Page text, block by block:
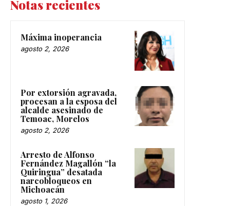
Notas recientes
Máxima inoperancia
agosto 2, 2026
Por extorsión agravada,
procesan a la esposa del
alcalde asesinado de
Temoac, Morelos
agosto 2, 2026
Arresto de Alfonso
Fernández Magallón “la
Quiringua” desatada
narcobloqueos en
Michoacán
agosto 1, 2026